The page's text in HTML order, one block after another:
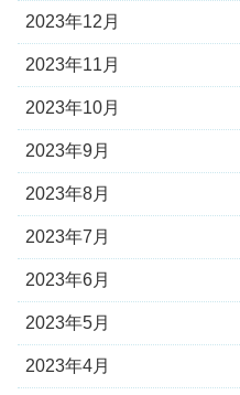
2023年12月
2023年11月
2023年10月
2023年9月
2023年8月
2023年7月
2023年6月
2023年5月
2023年4月